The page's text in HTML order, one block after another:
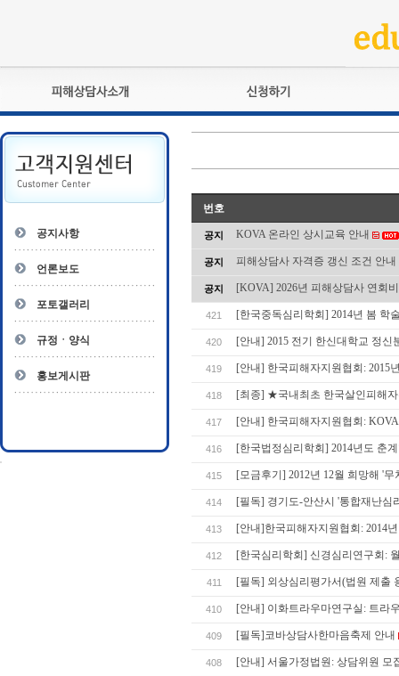
피해상담사란?
자격관리규정
상담사 자격증 확인
- 피해상담사 1급
- 전문수련감독자
- 전문수련기관
교육훈련
자격심사
자격복원
공지사항
언론보도
포토갤러리
규정ㆍ양식
홍보게시판
번호
공지 KOVA 온라인 상시교육 안내
공지 피해상담사 자격증 갱신 조건 안내
공지 [KOVA] 2026년 피해상담사 연회
421 [한국중독심리학회] 2014년 봄 학
420 [안내] 2015 전기 한신대학교 정
419 [안내] 한국피해자지원협회: 2015
418 [최종] ★국내최초 한국살인피해
417 [안내] 한국피해자지원협회:
416 [한국법정심리학회] 2014년도 춘
415 [모금후기] 2012년 12월 희망해 '
414 [필독] 경기도-안산시 '통합재난
413 [안내]한국피해자지원협회: 2014
412 [한국심리학회] 신경심리연구회:
411 [필독] 외상심리평가서(법원 제출
410 [안내] 이화트라우마연구실: 트라
409 [필독]코바상담사한마음축제 안내
408 [안내] 서울가정법원: 상담위원 모